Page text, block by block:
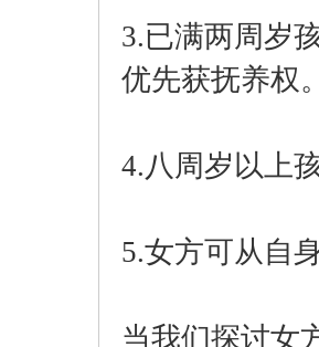
3.已满两周岁
优先获抚养权
4.八周岁以上
5.女方可从自
当我们探讨女